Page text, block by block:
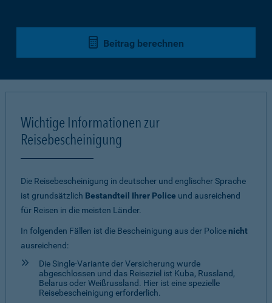
Beitrag berechnen
Wichtige Informationen zur
Reisebescheinigung
Die Reisebescheinigung in deutscher und englischer Sprache
ist grundsätzlich Bestandteil Ihrer Police und ausreichend
für Reisen in die meisten Länder.
In folgenden Fällen ist die Bescheinigung aus der Police nicht
ausreichend:
Die Single-Variante der Versicherung wurde
abgeschlossen und das Reiseziel ist Kuba, Russland,
Belarus oder Weißrussland. Hier ist eine spezielle
Reisebescheinigung erforderlich.